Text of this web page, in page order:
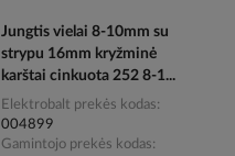
Jungtis vielai 8-10mm su
strypu 16mm kryžminė
karštai cinkuota 252 8-1...
Elektrobalt prekės kodas
004899
Gamintojo prekės kodas